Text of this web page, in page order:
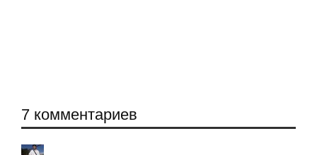
7 комментариев